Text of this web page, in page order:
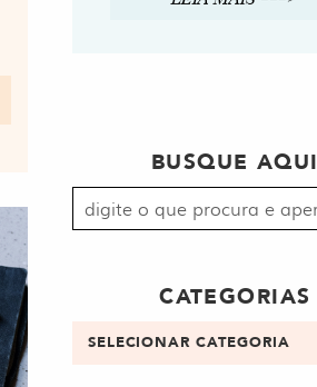
BUSQUE AQUI
Procurar
por:
CATEGORIAS
Categorias